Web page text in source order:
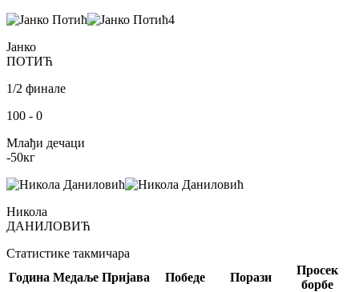
4
Јанко
ПОТИЋ
1/2 финале
100 - 0
Млађи дечаци
-50кг
Никола
ДАНИЛОВИЋ
Статистике такмичара
Година Медаље Пријава Победе Порази
Просек
борбе